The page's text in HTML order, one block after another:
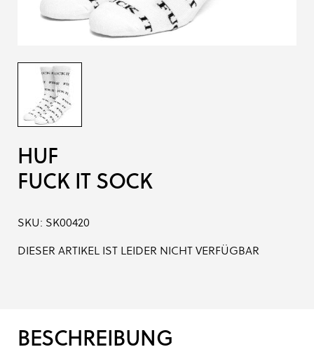
HUF
FUCK IT SOCK
SKU: SK00420
DIESER ARTIKEL IST LEIDER NICHT VERFÜGBAR
BESCHREIBUNG